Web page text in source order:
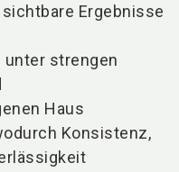
Ergebnisse
unter strengen
Haus
Konsistenz,